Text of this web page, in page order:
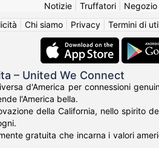
Notizie| Truffatori| Negozio|
Chi siamo Privacy Termini di
– United We Connect
d'America per connessioni
l'America bella.
della California, nello spirito
gratuita che incarna i valori